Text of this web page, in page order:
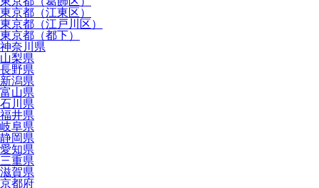
東京都（江東区）
東京都（江戸川区）
東京都（都下）
神奈川県
山梨県
長野県
新潟県
富山県
石川県
福井県
岐阜県
静岡県
愛知県
三重県
滋賀県
京都府